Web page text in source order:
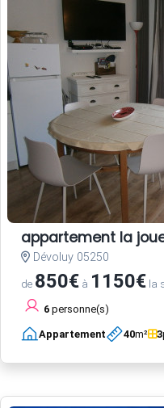
appartement la
Dévoluy 05250
de 850€ à 1150€ la
6 personne(s)
Appartement 40m² 3